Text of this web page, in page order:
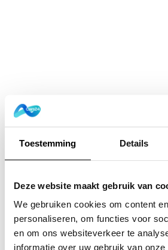
Toestemming Details
Deze website maakt gebruik van
We gebruiken cookies om content
personaliseren, om functies voor
en om ons websiteverkeer te
informatie over uw gebruik van